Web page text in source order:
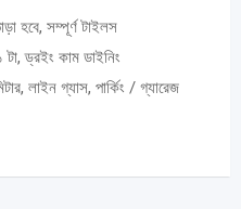
হবে, সম্পূর্ণ টাইলস
টা, ড্রইং কাম ডাইনিং
লাইন গ্যাস, পার্কিং / গ্যারেজ